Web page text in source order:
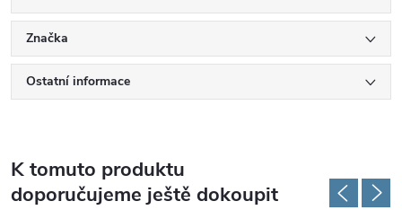
Značka
Ostatní informace
K tomuto produktu
doporučujeme ještě dokoupit